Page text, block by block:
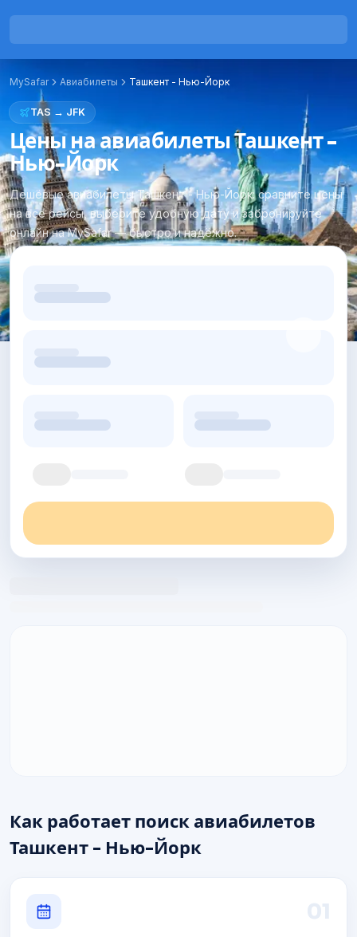
MySafar Авиабилеты Ташкент - Нью-Йорк
TAS → JFK
Цены на авиабилеты Ташкент -
Нью-Йорк
Дешёвые авиабилеты Ташкент - Нью-Йорк: сравните цены
на все рейсы, выберите удобную дату и забронируйте
онлайн на MySafar — быстро и надёжно.
Как работает поиск авиабилетов
Ташкент - Нью-Йорк
01